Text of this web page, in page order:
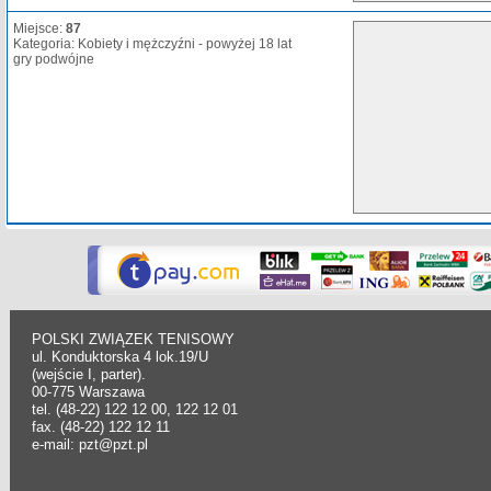
Miejsce: 87
Kategoria: Kobiety i mężczyźni - powyżej 18 lat
gry podwójne
POLSKI ZWIĄZEK TENISOWY
ul. Konduktorska 4 lok.19/U
(wejście I, parter).
00-775 Warszawa
tel. (48-22) 122 12 00, 122 12 01
fax. (48-22) 122 12 11
e-mail: pzt@pzt.pl